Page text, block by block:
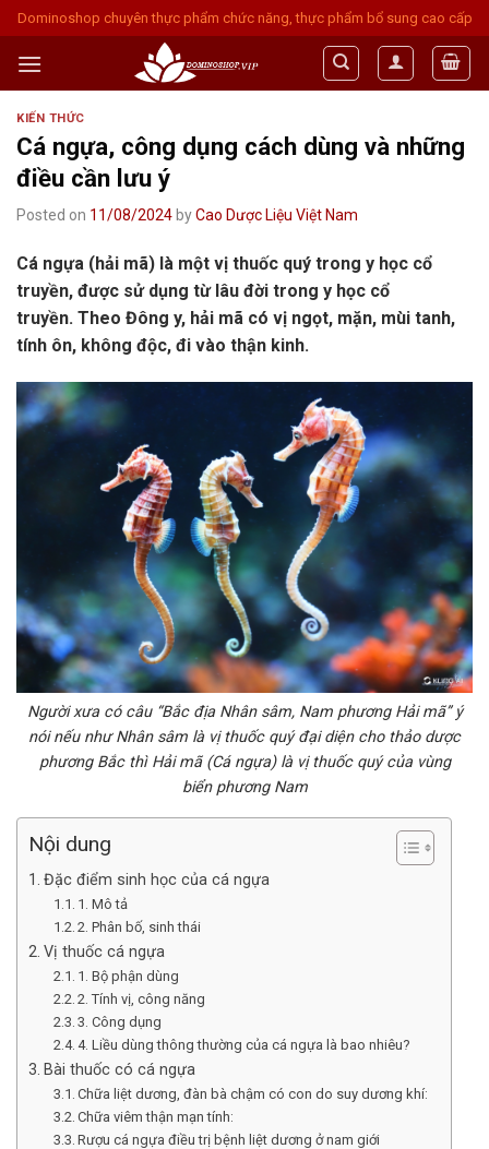
Skip
to
content
Dominoshop chuyên thực phẩm chức năng, thực phẩm bổ sung cao cấp
KIẾN THỨC
Cá ngựa, công dụng cách dùng và những
điều cần lưu ý
Posted on 11/08/2024 byCao Dược Liệu Việt Nam
Cá ngựa (hải mã) là một vị thuốc quý trong y học cổ
truyền, được sử dụng từ lâu đời trong y học cổ
truyền. Theo Đông y, hải mã có vị ngọt, mặn, mùi tanh,
tính ôn, không độc, đi vào thận kinh.
Người xưa có câu “Bắc địa Nhân sâm, Nam phương Hải mã” ý
nói nếu như Nhân sâm là vị thuốc quý đại diện cho thảo dược
phương Bắc thì Hải mã (Cá ngựa) là vị thuốc quý của vùng
biển phương Nam
Nội dung
Đặc điểm sinh học của cá ngựa
1. Mô tả
2. Phân bố, sinh thái
Vị thuốc cá ngựa
1. Bộ phận dùng
2. Tính vị, công năng
3. Công dụng
4. Liều dùng thông thường của cá ngựa là bao nhiêu?
Bài thuốc có cá ngựa
Chữa liệt dương, đàn bà chậm có con do suy dương khí:
Chữa viêm thận mạn tính:
Rượu cá ngựa điều trị bệnh liệt dương ở nam giới